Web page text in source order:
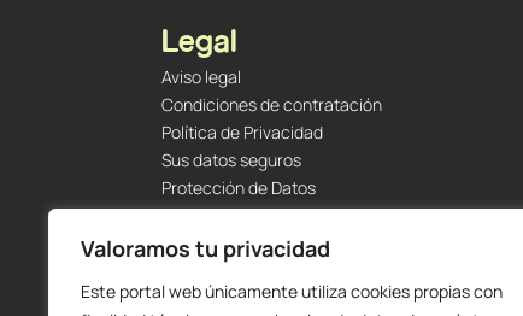
Valoramos tu privacidad
Este portal web únicamente utiliza cookies propias con
Legal
Aviso legal
Condiciones de contratación
Política de Privacidad
Sus datos seguros
Protección de Datos
Política de Cookies
Envíos y Devoluciones